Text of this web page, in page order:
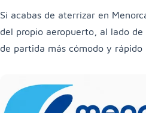
Si acabas de aterrizar en
del propio aeropuerto, al lado
de partida más cómodo y